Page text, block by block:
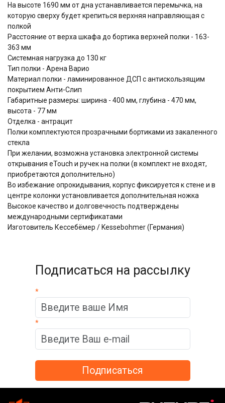
На высоте 1690 мм от дна устанавливается перемычка, на
которую сверху будет крепиться верхняя направляющая с
полкой
Расстояние от верха шкафа до бортика верхней полки - 163-
363 мм
Системная нагрузка до 130 кг
Тип полки - Арена Варио
Материал полки - ламинированное ДСП с антискользящим
покрытием Анти-Слип
Габаритные размеры: ширина - 400 мм, глубина - 470 мм,
высота - 77 мм
Отделка - антрацит
Полки комплектуются прозрачными бортиками из закаленного
стекла
При желании, возможна установка электронной системы
открывания eTouch и ручек на полки (в комплект не входят,
приобретаются дополнительно)
Во избежание опрокидывания, корпус фиксируется к стене и в
центре колонки установливается дополнительная ножка
Высокое качество и долговечность подтверждены
международными сертификатами
Изготовитель Кессебёмер / Kessebohmer (Германия)
Подписаться на рассылку
*
*